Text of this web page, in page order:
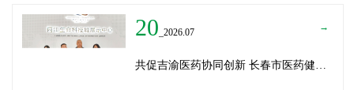
20 _2026.07 →
共促吉渝医药协同创新 长春市医药健康局与威斯腾生物走访重庆两江生命科技城